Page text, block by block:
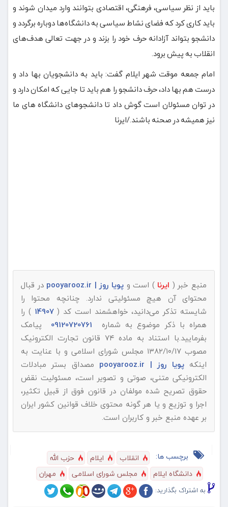
باید از نظر سیاسی، فرهنگی، اقتصادی بتوانند وارد میدان شوند و
باید کاری کرد که فضای نشاط سیاسی به دانشگاه‌ها دوباره برگردد و
دانشجو بتواند آزادانه حرف خود را بزند و در جهت تعالی هدف‌های
انقلاب به پیش برود.
امام جمعه موقت شهر ایلام گفت: باید به دانشجویان بها داد و
درست هم بها داد، حرف دانشجو را هم باید تا جایی که امکان دارد و
در توان مسئولان است گوش داد تا دانشجوهای دانشگاه های ما
نیز همیشه در صحنه باشند./ایرنا
منبع خبر ( ایرنا ) است وپویا روز | pooyarooz.ir
در قبال
محتوای آن هیچ مسئولیتی ندارد. چنانچه محتوا را
شایسته تذکر می‌دانید، خواهشمند است کد (14907
) را
همراه با ذکر موضوع به شماره
پیامک
بفرمایید.با استناد به ماده ۷۴ قانون تجارت الکترونیک
مصوب ۱۳۸۲/۱۰/۱۷ مجلس شورای اسلامی و با عنایت به
اینکهپویا روز | pooyarooz.ir
مصداق بستر مبادلات
الکترونیکی متنی، صوتی و تصویر است، مسئولیت نقض
حقوق تصریح شده مولفان در قانون فوق از قبیل تکثیر،
اجرا و توزیع و یا هر گونه محتوی خلاف قوانین کشور ایران
بر عهده منبع خبر و کاربران است.
برچسب ها: انقلاب ایلام
حزب الله
دانشگاه ایلام
مجلس شورای اسلامی مهران
به اشتراک بگذارید: